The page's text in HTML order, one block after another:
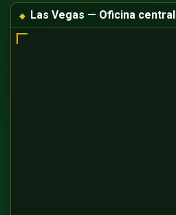
Las Vegas — Oficina central